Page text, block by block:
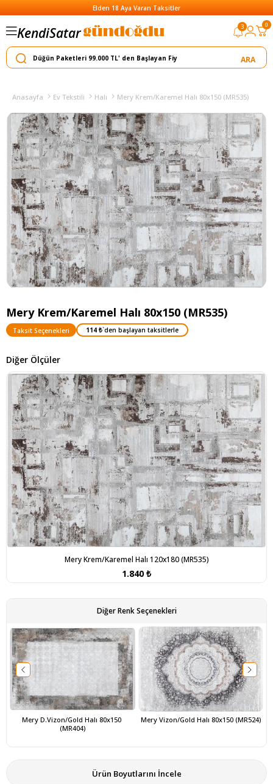
Elden 18 Aya Varan Taksitler
KendiSatar
Yapar
3 0
Yılın Kampanyası: Tüm Ürünlerde Peşin Fiyatına 3 Ay
Anasayfa Ev Tekstili Halı Mery Krem/Karemel Halı 80x150 (MR535)
Mery Krem/Karemel Halı 80x150 (MR535)
Taksit Seçenekleri 114 ₺`den başlayan taksitlerle
Diğer Ölçüler
Mery Krem/Karemel Halı 120x180 (MR535)
1.840 ₺
Diğer Renk Seçenekleri
Mery D.Vizon/Gold Halı 80x150
(MR404)
Mery Vizon/Gold Halı 80x150 (MR524)
Ürün Boyutlarını İncele